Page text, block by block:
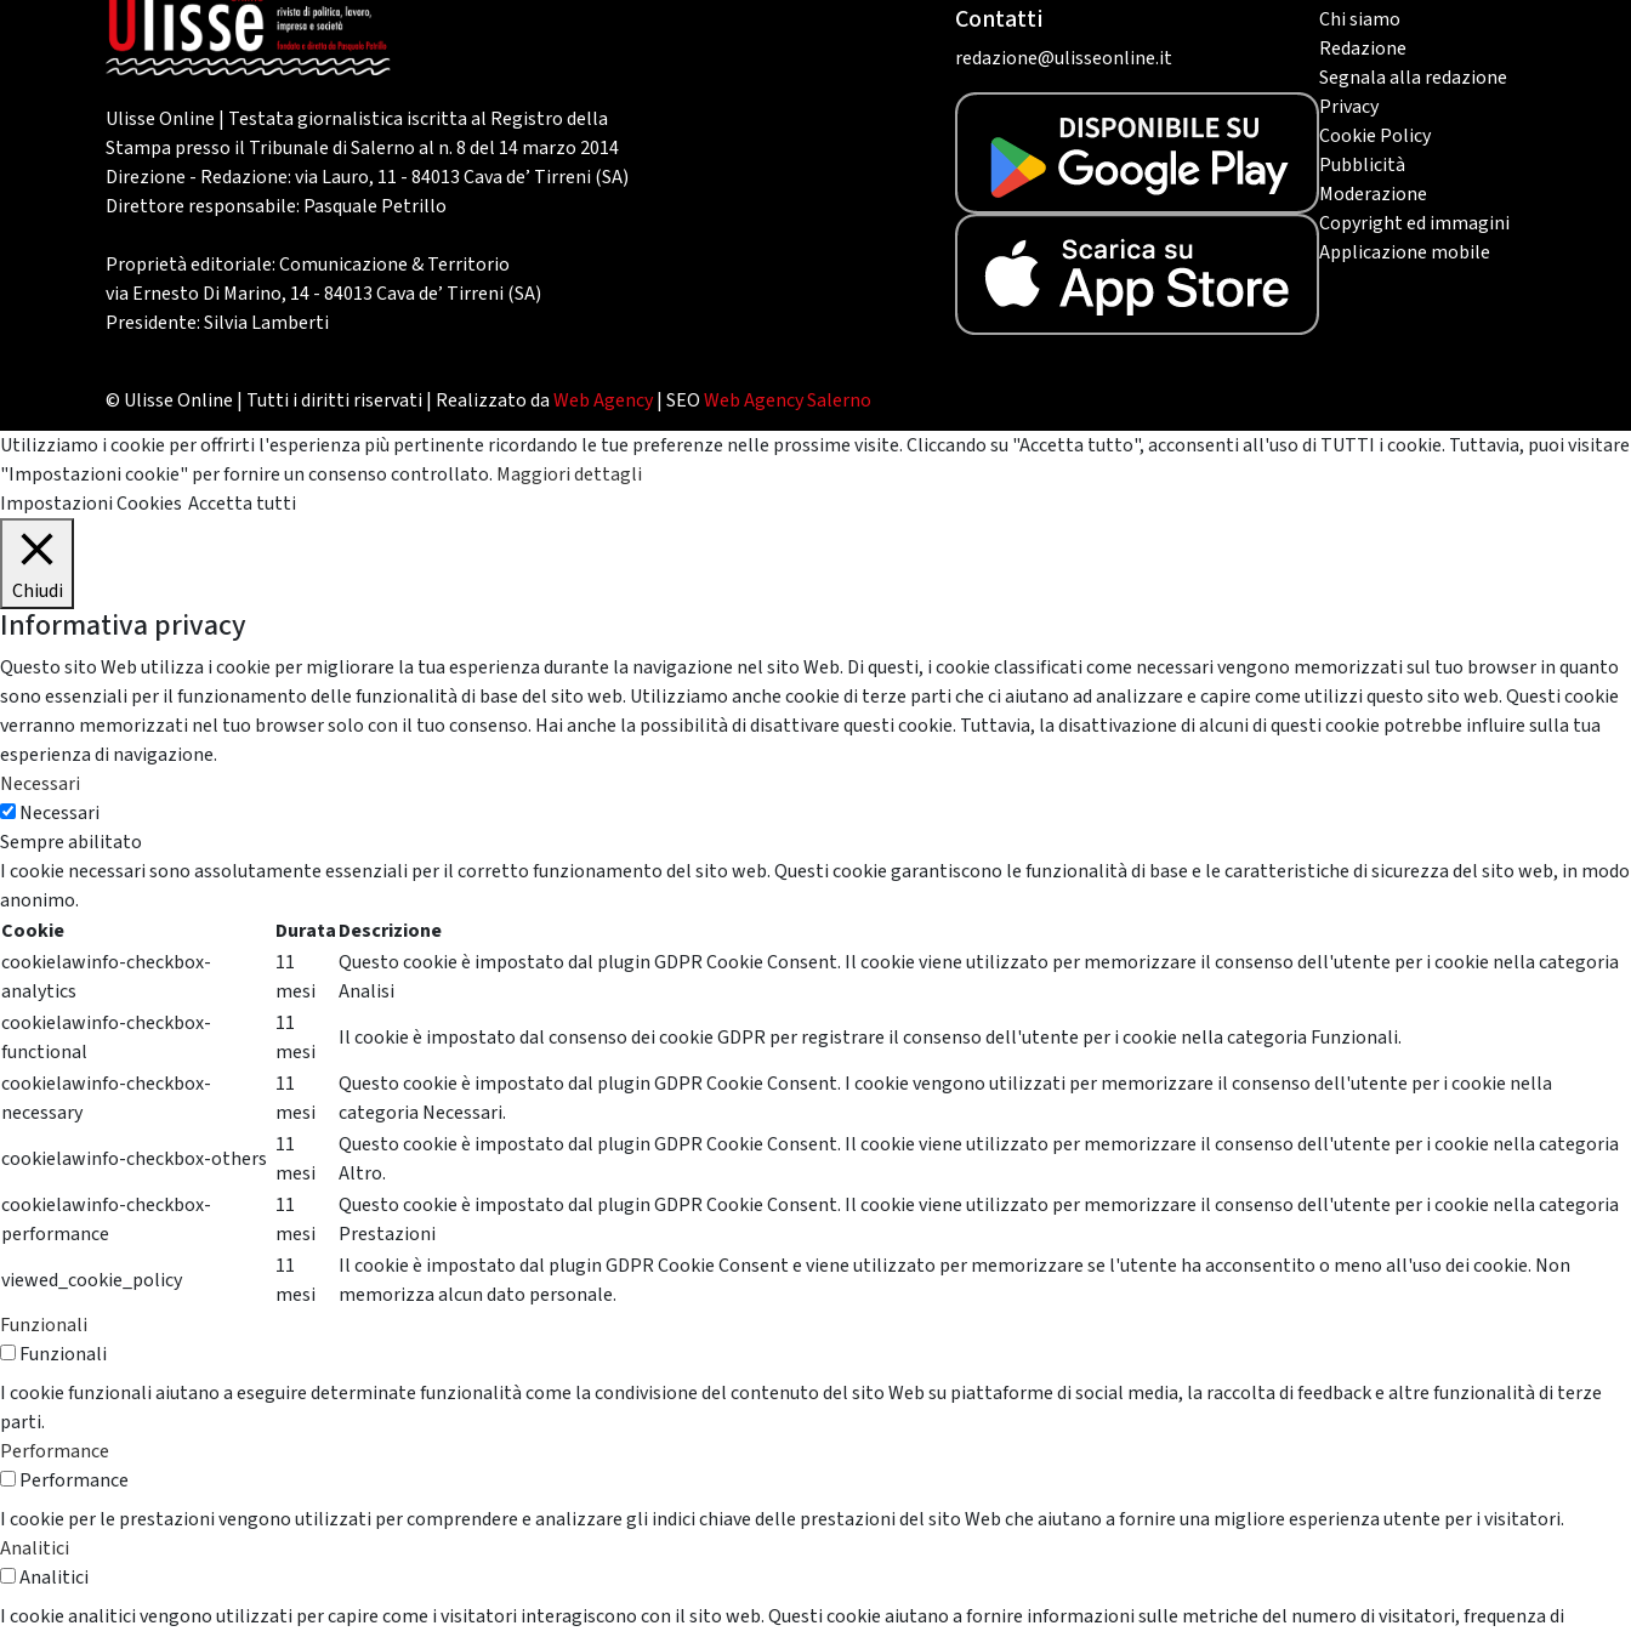
Ulisse Online | Testata giornalistica iscritta al Registro della
Stampa presso il Tribunale di Salerno al n. 8 del 14 marzo 2014
Direzione - Redazione: via Lauro, 11 - 84013 Cava de’ Tirreni (SA)
Direttore responsabile: Pasquale Petrillo
Proprietà editoriale: Comunicazione & Territorio
via Ernesto Di Marino, 14 - 84013 Cava de’ Tirreni (SA)
Presidente: Silvia Lamberti
Contatti
redazione@ulisseonline.it
Chi siamo
Redazione
Segnala alla redazione
Privacy
Cookie Policy
Pubblicità
Moderazione
Copyright ed immagini
Applicazione mobile
© Ulisse Online | Tutti i diritti riservati | Realizzato daWeb Agency| SEOWeb Agency Salerno
Utilizziamo i cookie per offrirti l'esperienza più pertinente ricordando le tue preferenze nelle prossime visite. Cliccando su "Accetta tutto", acconsenti all'uso di TUTTI i cookie. Tuttavia, puoi visitare
"Impostazioni cookie" per fornire un consenso controllato. Maggiori dettagli
Impostazioni Cookies Accetta tutti
Chiudi
Informativa privacy
Questo sito Web utilizza i cookie per migliorare la tua esperienza durante la navigazione nel sito Web. Di questi, i cookie classificati come necessari vengono memorizzati sul tuo browser in quanto
sono essenziali per il funzionamento delle funzionalità di base del sito web. Utilizziamo anche cookie di terze parti che ci aiutano ad analizzare e capire come utilizzi questo sito web. Questi cookie
verranno memorizzati nel tuo browser solo con il tuo consenso. Hai anche la possibilità di disattivare questi cookie. Tuttavia, la disattivazione di alcuni di questi cookie potrebbe influire sulla tua
esperienza di navigazione.
Necessari
Necessari
Sempre abilitato
I cookie necessari sono assolutamente essenziali per il corretto funzionamento del sito web. Questi cookie garantiscono le funzionalità di base e le caratteristiche di sicurezza del sito web, in modo
anonimo.
Cookie
DurataDescrizione
cookielawinfo-checkbox-
analytics
11
mesi
Questo cookie è impostato dal plugin GDPR Cookie Consent. Il cookie viene utilizzato per memorizzare il consenso dell'utente per i cookie nella categoria
Analisi
cookielawinfo-checkbox-
functional
11
mesi
Il cookie è impostato dal consenso dei cookie GDPR per registrare il consenso dell'utente per i cookie nella categoria Funzionali.
cookielawinfo-checkbox-
necessary
11
mesi
Questo cookie è impostato dal plugin GDPR Cookie Consent. I cookie vengono utilizzati per memorizzare il consenso dell'utente per i cookie nella
categoria Necessari.
cookielawinfo-checkbox-others
11
mesi
Questo cookie è impostato dal plugin GDPR Cookie Consent. Il cookie viene utilizzato per memorizzare il consenso dell'utente per i cookie nella categoria
Altro.
cookielawinfo-checkbox-
performance
11
mesi
Questo cookie è impostato dal plugin GDPR Cookie Consent. Il cookie viene utilizzato per memorizzare il consenso dell'utente per i cookie nella categoria
Prestazioni
viewed_cookie_policy
11
mesi
Il cookie è impostato dal plugin GDPR Cookie Consent e viene utilizzato per memorizzare se l'utente ha acconsentito o meno all'uso dei cookie. Non
memorizza alcun dato personale.
Funzionali
Funzionali
I cookie funzionali aiutano a eseguire determinate funzionalità come la condivisione del contenuto del sito Web su piattaforme di social media, la raccolta di feedback e altre funzionalità di terze
parti.
Performance
Performance
I cookie per le prestazioni vengono utilizzati per comprendere e analizzare gli indici chiave delle prestazioni del sito Web che aiutano a fornire una migliore esperienza utente per i visitatori.
Analitici
Analitici
I cookie analitici vengono utilizzati per capire come i visitatori interagiscono con il sito web. Questi cookie aiutano a fornire informazioni sulle metriche del numero di visitatori, frequenza di